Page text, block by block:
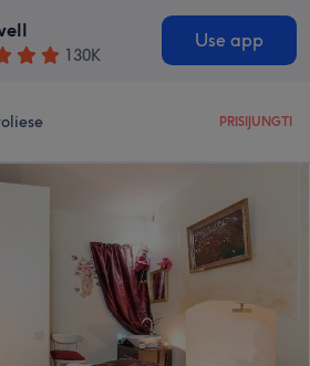
130K
Use app
PRISIJUNGTI